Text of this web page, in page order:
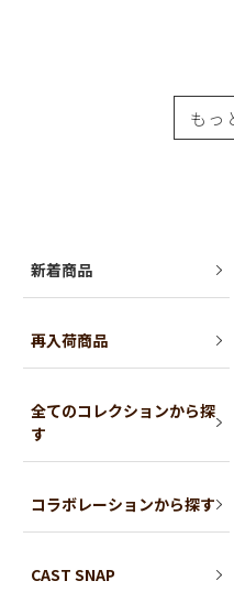
もっ
新着商品
再入荷商品
全てのコレクションから探
す
コラボレーションから探す
CAST SNAP